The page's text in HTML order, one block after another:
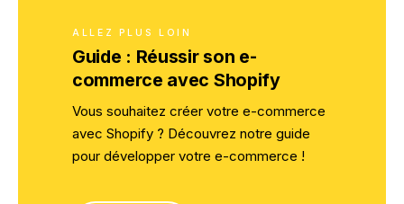
ALLEZ PLUS LOIN
Guide : Réussir son e-
commerce avec Shopify
Vous souhaitez créer votre e-commerce
avec Shopify ? Découvrez notre guide
pour développer votre e-commerce !